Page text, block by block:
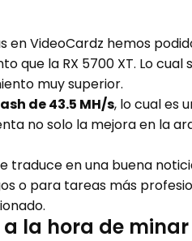
VideoCardz hemos
que la RX 5700 XT. Lo
muy superior.
de 43.5 MH/s, lo cual es
no solo la mejora en la
en una buena
o para tareas más
la hora de minar